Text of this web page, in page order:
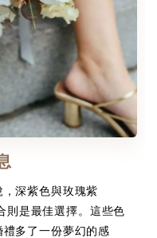
深紫色與玫瑰紫
則是最佳選擇。這些色
多了一份夢幻的感